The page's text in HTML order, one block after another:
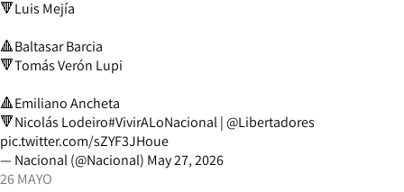
🔻Luis Mejía
🔺Baltasar Barcia
🔻Tomás Verón Lupi
🔺Emiliano Ancheta
🔻Nicolás Lodeiro#VivirALoNacional|@Libertadores
pic.twitter.com/sZYF3JHoue
— Nacional (@Nacional) May 27, 2026
26 MAYO